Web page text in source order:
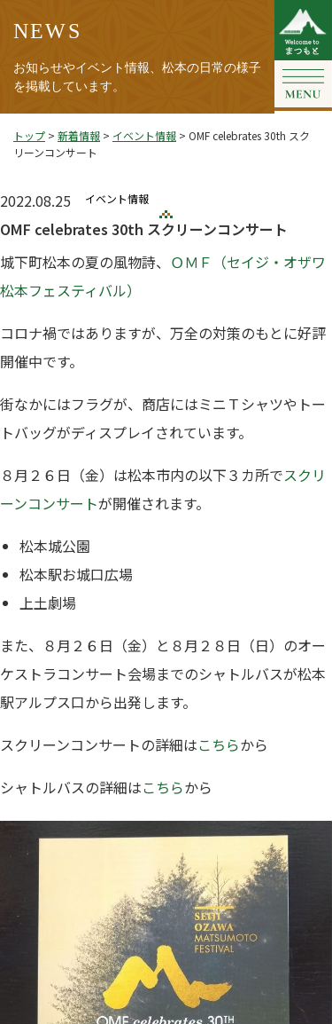
NEWS
お知らせやイベント情報、松本の日常の様子
を掲載しています。
トップ > 新着情報 > イベント情報 > OMF celebrates 30th スク
リーンコンサート
2022.08.25 イベント情報
OMF celebrates 30th スクリーンコンサート
城下町松本の夏の風物詩、 ＯＭＦ（セイジ・オザワ
松本フェスティバル）
コロナ禍ではありますが、万全の対策のもとに好評
開催中です。
街なかにはフラグが、商店にはミニＴシャツやトー
トバッグがディスプレイされています。
８月２６日（金）は松本市内の以下３カ所でスクリ
ーンコンサートが開催されます。
松本城公園
松本駅お城口広場
上土劇場
また、８月２６日（金）と８月２８日（日）のオー
ケストラコンサート会場までのシャトルバスが松本
駅アルプス口から出発します。
スクリーンコンサートの詳細はこちらから
シャトルバスの詳細はこちらから